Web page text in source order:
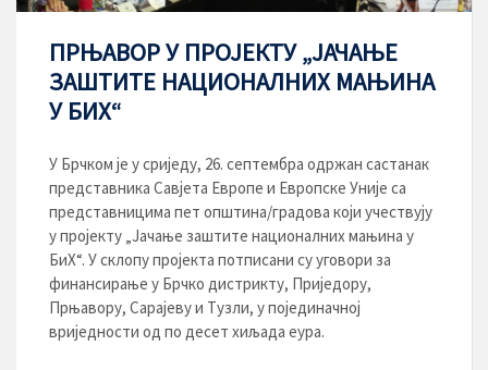
ПРЊАВОР У ПРОЈЕКТУ „ЈАЧАЊЕ
ЗАШТИТЕ НАЦИОНАЛНИХ МАЊИНА
У БИХ“
У Брчком је у сриједу, 26. септембра одржан састанак
представника Савјета Европе и Европске Уније са
представницима пет општина/градова који учествују
у пројекту „Јачање заштите националних мањина у
БиХ“. У склопу пројекта потписани су уговори за
финансирање у Брчко дистрикту, Приједору,
Прњавору, Сарајеву и Тузли, у појединачној
вриједности од по десет хиљада еура.